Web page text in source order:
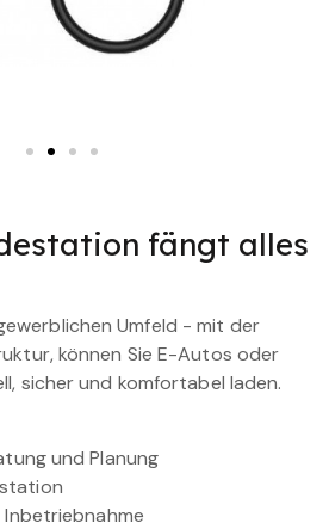
fängt alles
Umfeld - mit der
können Sie E-Autos oder
sicher und komfortabel laden.
und Planung